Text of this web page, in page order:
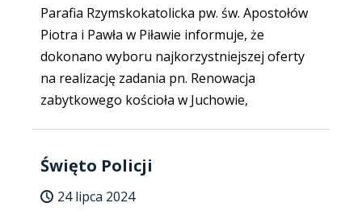
Parafia Rzymskokatolicka pw. św. Apostołów
Piotra i Pawła w Piławie informuje, że
dokonano wyboru najkorzystniejszej oferty
na realizację zadania pn. Renowacja
zabytkowego kościoła w Juchowie,
Święto Policji
24 lipca 2024